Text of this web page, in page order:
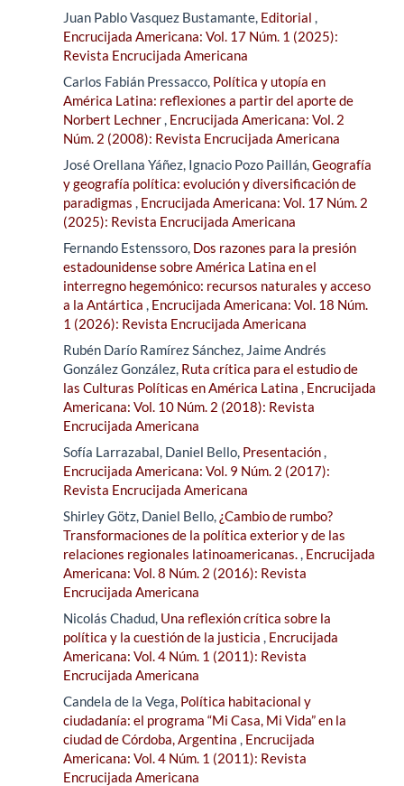
Juan Pablo Vasquez Bustamante, Editorial ,
Encrucijada Americana: Vol. 17 Núm. 1 (2025):
Revista Encrucijada Americana
Carlos Fabián Pressacco, Política y utopía en
América Latina: reflexiones a partir del aporte de
Norbert Lechner, Encrucijada Americana: Vol. 2
Núm. 2 (2008): Revista Encrucijada Americana
José Orellana Yáñez, Ignacio Pozo Paillán,Geografía
y geografía política: evolución y diversificación de
paradigmas , Encrucijada Americana: Vol. 17 Núm. 2
(2025): Revista Encrucijada Americana
Fernando Estenssoro, Dos razones para la presión
estadounidense sobre América Latina en el
interregno hegemónico: recursos naturales y acceso
a la Antártica , Encrucijada Americana: Vol. 18 Núm.
1 (2026): Revista Encrucijada Americana
Rubén Darío Ramírez Sánchez, Jaime Andrés
González González, Ruta crítica para el estudio de
las Culturas Políticas en América Latina , Encrucijada
Americana: Vol. 10 Núm. 2 (2018): Revista
Encrucijada Americana
Sofía Larrazabal, Daniel Bello, Presentación,
Encrucijada Americana: Vol. 9 Núm. 2 (2017):
Revista Encrucijada Americana
Shirley Götz, Daniel Bello, ¿Cambio de rumbo?
Transformaciones de la política exterior y de las
relaciones regionales latinoamericanas., Encrucijada
Americana: Vol. 8 Núm. 2 (2016): Revista
Encrucijada Americana
Nicolás Chadud, Una reflexión crítica sobre la
política y la cuestión de la justicia , Encrucijada
Americana: Vol. 4 Núm. 1 (2011): Revista
Encrucijada Americana
Candela de la Vega, Política habitacional y
ciudadanía: el programa “Mi Casa, Mi Vida” en la
ciudad de Córdoba, Argentina , Encrucijada
Americana: Vol. 4 Núm. 1 (2011): Revista
Encrucijada Americana